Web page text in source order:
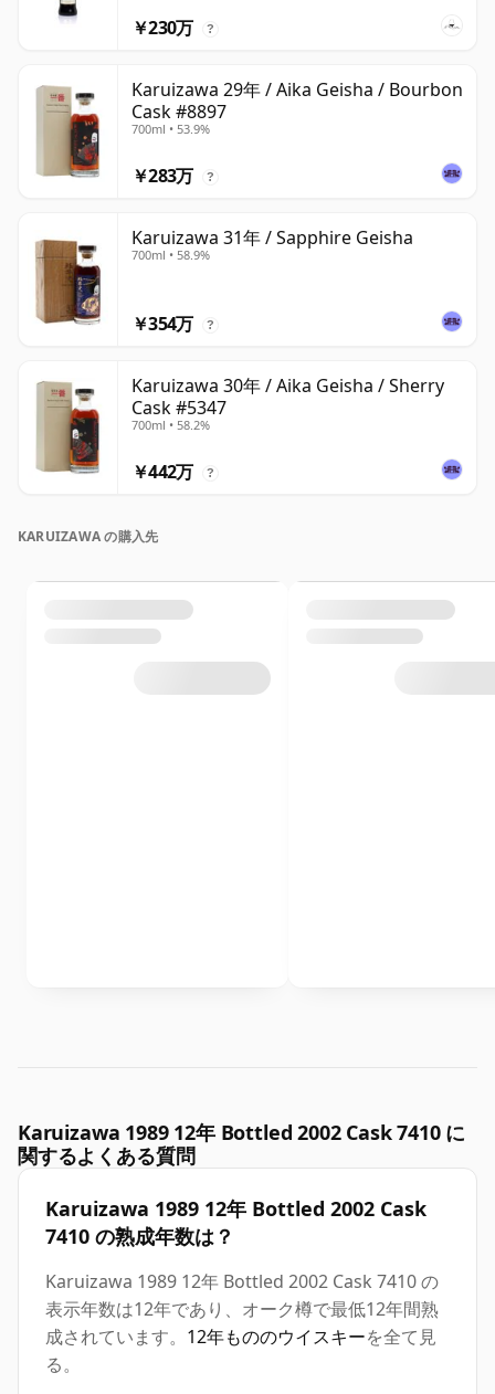
￥230万 ?
Karuizawa 29年 / Aika Geisha / Bourbon
Cask #8897
700ml • 53.9%
￥283万 ?
Karuizawa 31年 / Sapphire Geisha
700ml • 58.9%
￥354万 ?
Karuizawa 30年 / Aika Geisha / Sherry
Cask #5347
700ml • 58.2%
￥442万 ?
KARUIZAWA の購入先
Karuizawa 1989 12年 Bottled 2002 Cask 7410 に
関するよくある質問
Karuizawa 1989 12年 Bottled 2002 Cask
7410 の熟成年数は？
Karuizawa 1989 12年 Bottled 2002 Cask 7410 の
表示年数は12年であり、オーク樽で最低12年間熟
成されています。 12年もののウイスキーを全て見
る。